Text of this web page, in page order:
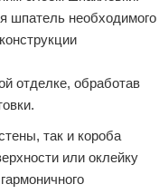
шпатель необходимого
отделке, обработав
так и короба
или оклейку